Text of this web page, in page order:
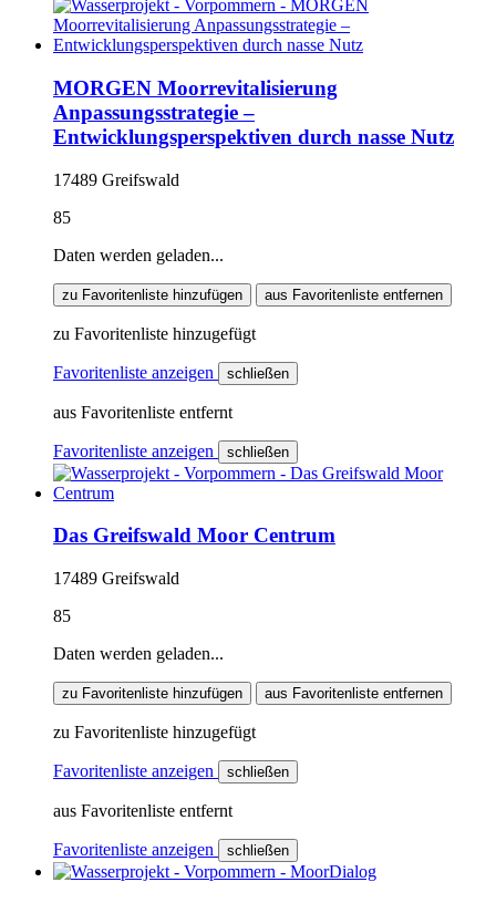
MORGEN Moorrevitalisierung
Anpassungsstrategie –
Entwicklungsperspektiven durch nasse Nutz
17489 Greifswald
85
Daten werden geladen...
zu Favoritenliste hinzufügen aus Favoritenliste entfernen
zu Favoritenliste hinzugefügt
Favoritenliste anzeigen schließen
aus Favoritenliste entfernt
Favoritenliste anzeigen schließen
Das Greifswald Moor Centrum
17489 Greifswald
85
Daten werden geladen...
zu Favoritenliste hinzufügen aus Favoritenliste entfernen
zu Favoritenliste hinzugefügt
Favoritenliste anzeigen schließen
aus Favoritenliste entfernt
Favoritenliste anzeigen schließen